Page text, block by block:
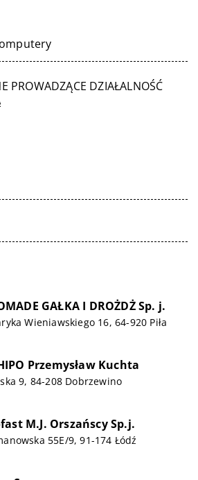
PROWADZĄCE DZIAŁALNOŚĆ
GAŁKA I DROŻDŻ Sp. j.
Wieniawskiego 16, 64-920 Piła
Przemysław Kuchta
9, 84-208 Dobrzewino
M.J. Orszańscy Sp.j.
55E/9, 91-174 Łódź